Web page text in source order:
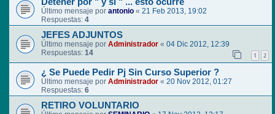
Último mensaje por antonio « 21 Feb 2013, 19:02
Respuestas: 4
JEFES ADJUNTOS
Último mensaje por Administrador « 04 Dic 2012, 12:39
Respuestas: 14 1 2
¿ Se Puede Pedir Pj Sin Curso Superior ?
Último mensaje por Administrador « 20 Nov 2012, 01:27
Respuestas: 6
RETIRO VOLUNTARIO